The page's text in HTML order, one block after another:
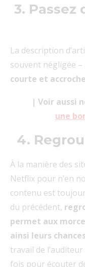
3.
La description
souvent négligée –
courte et
| Voir aussi
une
4.
À la manière des
Netflix pour n’en
contenu est
du précédent,
permet aux
ainsi leurs
travail de
fois pour écouter